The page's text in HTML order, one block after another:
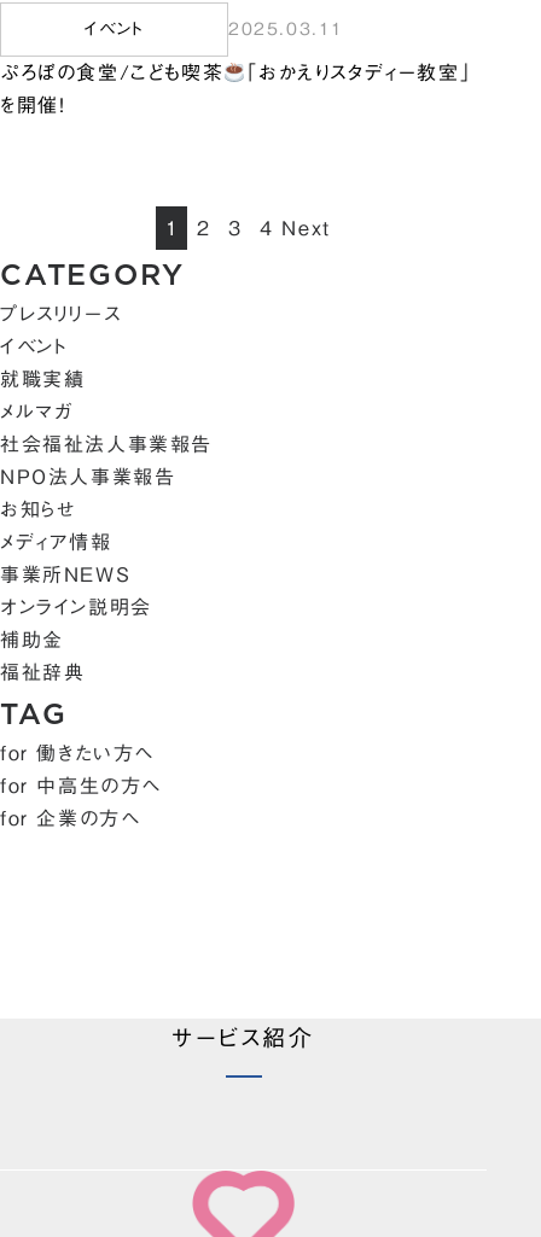
CATEGORY
プレスリリース
イベント
就職実績
メルマガ
社会福祉法人事業報告
NPO法人事業報告
お知らせ
メディア情報
事業所NEWS
オンライン説明会
補助金
福祉辞典
TAG
for 働きたい方へ
for 中高生の方へ
for 企業の方へ
イベント 2025.03.11
ぷろぼの食堂/こども喫茶
「おかえりスタディー教室」
を開催！
1 2 3 4 Next
サービス紹介